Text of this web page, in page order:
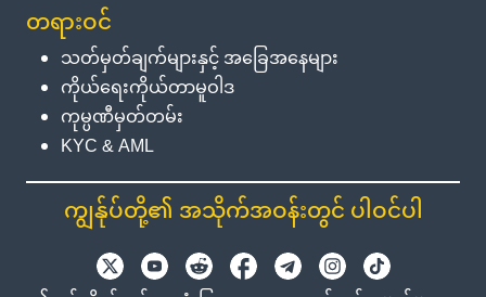
တရားဝင်
သတ်မှတ်ချက်များနှင့် အခြေအနေများ
ကိုယ်ရေးကိုယ်တာမူဝါဒ
ကုမ္ပဏီမှတ်တမ်း
KYC & AML
ကျွန်ုပ်တို့၏ အသိုက်အဝန်းတွင် ပါဝင်ပါ